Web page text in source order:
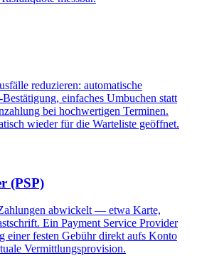
reduzieren: automatische
einfaches Umbuchen statt
bei hochwertigen Terminen.
wieder für die Warteliste geöffnet.
(PSP)
abwickelt — etwa Karte,
Ein Payment Service Provider
einer festen Gebühr direkt aufs Konto
Vermittlungsprovision.